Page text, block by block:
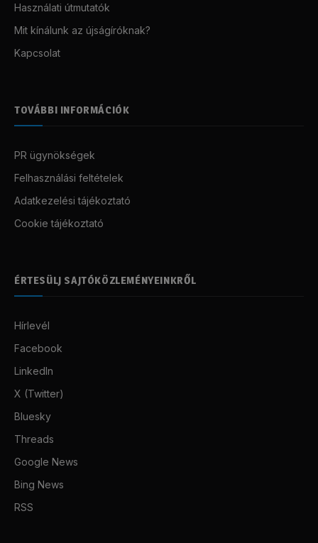
Használati útmutatók
Mit kínálunk az újságíróknak?
Kapcsolat
TOVÁBBI INFORMÁCIÓK
PR ügynökségek
Felhasználási feltételek
Adatkezelési tájékoztató
Cookie tájékoztató
ÉRTESÜLJ SAJTÓKÖZLEMÉNYEINKRŐL
Hírlevél
Facebook
LinkedIn
X (Twitter)
Bluesky
Threads
Google News
Bing News
RSS